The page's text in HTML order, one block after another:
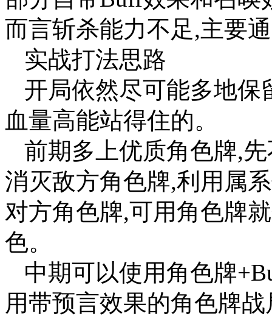
而言斩杀能力不足,主要
实战打法思路
开局依然尽可能多地保
血量高能站得住的。
前期多上优质角色牌,
消灭敌方角色牌,利用属
对方角色牌,可用角色牌
色。
中期可以使用角色牌
用带预言效果的角色牌